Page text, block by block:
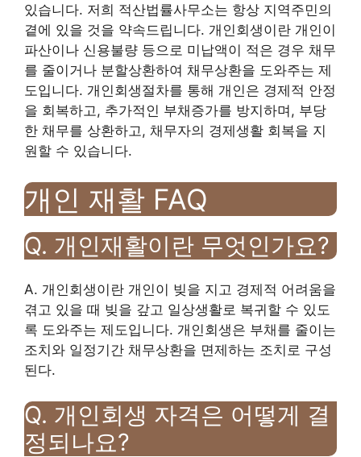
있습니다. 저희 적산법률사무소는 항상 지역주민의
곁에 있을 것을 약속드립니다. 개인회생이란 개인이
파산이나 신용불량 등으로 미납액이 적은 경우 채무
를 줄이거나 분할상환하여 채무상환을 도와주는 제
도입니다. 개인회생절차를 통해 개인은 경제적 안정
을 회복하고, 추가적인 부채증가를 방지하며, 부당
한 채무를 상환하고, 채무자의 경제생활 회복을 지
원할 수 있습니다.
개인 재활 FAQ
Q. 개인재활이란 무엇인가요?
A. 개인회생이란 개인이 빚을 지고 경제적 어려움을
겪고 있을 때 빚을 갚고 일상생활로 복귀할 수 있도
록 도와주는 제도입니다. 개인회생은 부채를 줄이는
조치와 일정기간 채무상환을 면제하는 조치로 구성
된다.
Q. 개인회생 자격은 어떻게 결
정되나요?